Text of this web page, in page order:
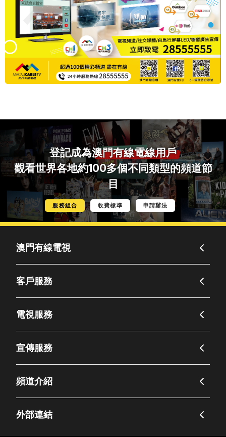
登記成為澳門有線電線用戶
觀看世界各地約100多個不同類型的頻道節
目
服務組合 收費標準 申請辦法
澳門有線電視
客戶服務
電視服務
宣傳服務
頻道介紹
外部連結